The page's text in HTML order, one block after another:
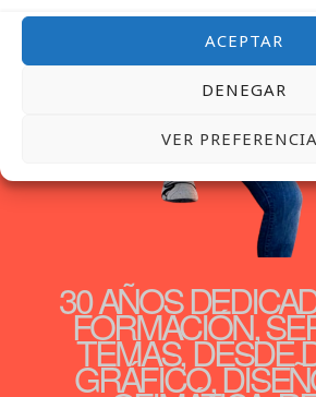
ACEPTAR
DENEGAR
VER
30 AÑOS
FORMACIÓN,
TEMAS, DESDE
GRÁFICO,